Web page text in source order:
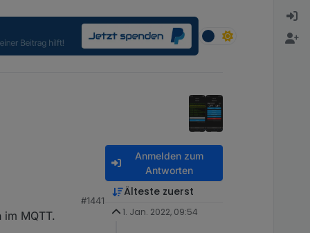
#1441
MQTT.
Anmelden zum
Antworten
Älteste zuerst
1. Jan. 2022, 09:54